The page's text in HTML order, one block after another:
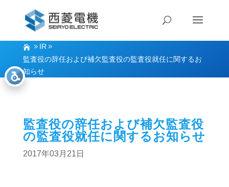
IR
監査役の辞任および補欠監査役の監査役就任に関するお
知らせ
監査役の辞任および補欠監査役
の監査役就任に関するお知らせ
2017年03月21日